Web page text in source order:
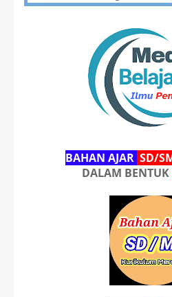
BAHAN AJAR SD/
DALAM BENTUK